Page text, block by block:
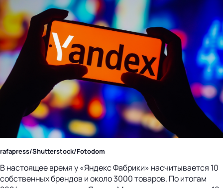
rafapress/Shutterstock/Fotodom
В настоящее время у «Яндекс Фабрики» насчитывается 10
собственных брендов и около 3000 товаров. По итогам